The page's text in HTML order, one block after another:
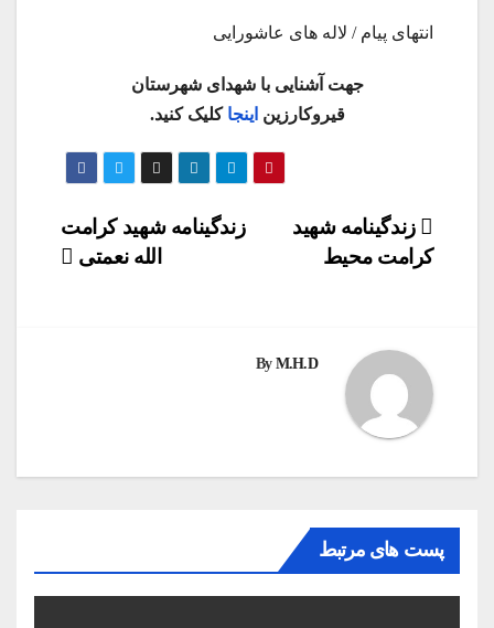
انتهای پیام / لاله های عاشورایی
جهت آشنایی با شهدای شهرستان
قیروکارزین اینجاکلیک کنید.
راهبری
نوشته
زندگینامه شهید کرامت
الله نعمتی
زندگينامه شهيد
كرامت محيط
By M.H.D
پست های مرتبط